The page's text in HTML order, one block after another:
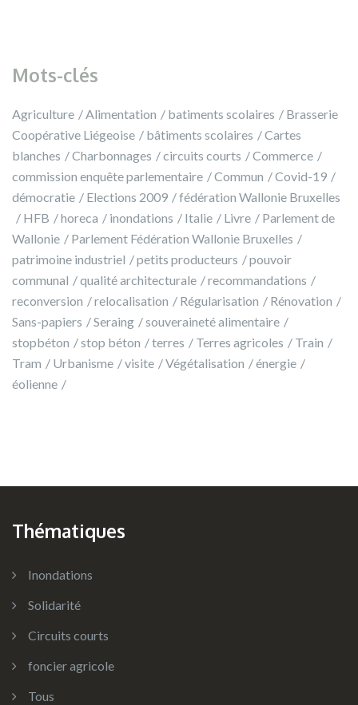
Mots-clés
Agriculture Alimentation batiments scolaires
Brasserie
Coopérative Liégeoise
bâtiments scolaires
Cartes
blanches
Charbonnages circuits courts
Commerce
commission enquête parlementaire
Commun
Covid-19
démocratie
Elections 2009
fédération Wallonie Bruxelles
HFB
horeca inondations Italie Livre
Parlement de
Wallonie
Parlement Fédération Wallonie Bruxelles
patrimoine industriel
petits producteurs
pouvoir
communal
qualité architecturale
recommandations
reconversion
relocalisation Régularisation
Rénovation
Sans-papiers
Seraing
souveraineté alimentaire
stopbéton
stop béton terres Terres agricoles
Train
Tram
Urbanisme visite Végétalisation
énergie
éolienne
Thématiques
Inondations
Solidarité
Circuits courts
foncier agricole
Tous